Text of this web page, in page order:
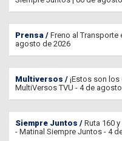
Prensa
Freno al Transporte
agosto de 2026
Multiversos
¡Estos son
MultiVersos TVU - 4 de
Siempre Juntos
Ruta 160
- Matinal Siempre Juntos - 4